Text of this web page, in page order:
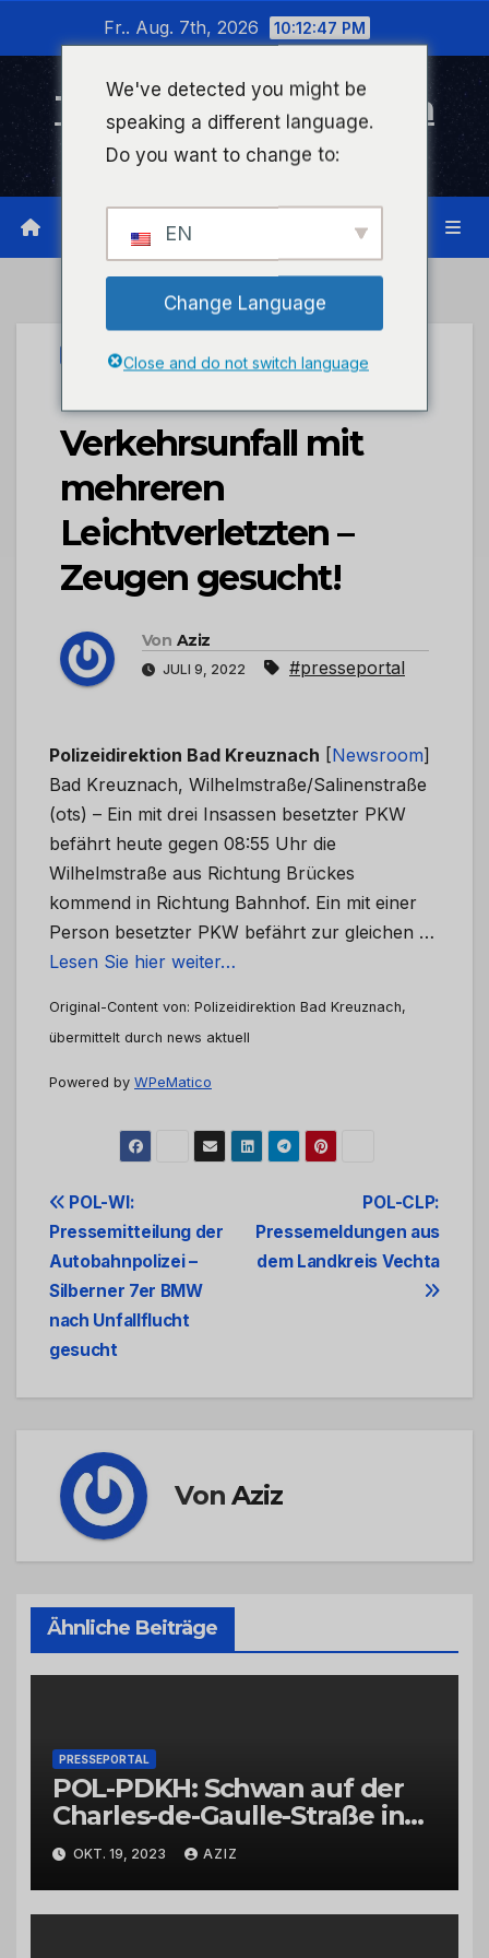
wechseln
Fr.. Aug. 7th, 2026 10:12:47 PM
Timeline Bad Kreuznach
Infonetzwerk für Bad Kreuznach
PRESSEPORTAL
POL-PDKH:
Verkehrsunfall mit
mehreren
Leichtverletzten –
Zeugen gesucht!
Von Aziz
JULI 9, 2022 #presseportal
Polizeidirektion Bad Kreuznach [Newsroom]
Bad Kreuznach, Wilhelmstraße/Salinenstraße
(ots) – Ein mit drei Insassen besetzter PKW
befährt heute gegen 08:55 Uhr die
Wilhelmstraße aus Richtung Brückes
kommend in Richtung Bahnhof. Ein mit einer
Person besetzter PKW befährt zur gleichen …
Lesen Sie hier weiter…
Original-Content von: Polizeidirektion Bad Kreuznach,
übermittelt durch news aktuell
Powered by WPeMatico
Beitrags-
Navigation
POL-CLP:
Pressemeldungen aus
dem Landkreis Vechta
POL-WI:
Pressemitteilung der
Autobahnpolizei –
Silberner 7er BMW
nach Unfallflucht
gesucht
VonAziz
Ähnliche Beiträge
PRESSEPORTAL
POL-PDKH: Schwan auf der
Charles-de-Gaulle-Straße in
Bad Kreuznach beeinflusst
Feierabendverkehr
OKT. 19, 2023 AZIZ
We've detected you might be
speaking a different language.
Do you want to change to:
EN
Change Language
Close and do not switch language